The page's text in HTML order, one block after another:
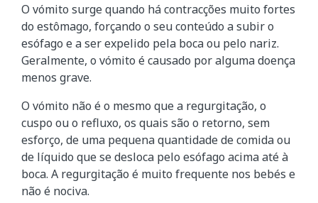
O vómito surge quando há contracções muito fortes
do estômago, forçando o seu conteúdo a subir o
esófago e a ser expelido pela boca ou pelo nariz.
Geralmente, o vómito é causado por alguma doença
menos grave.
O vómito não é o mesmo que a regurgitação, o
cuspo ou o refluxo, os quais são o retorno, sem
esforço, de uma pequena quantidade de comida ou
de líquido que se desloca pelo esófago acima até à
boca. A regurgitação é muito frequente nos bebés e
não é nociva.